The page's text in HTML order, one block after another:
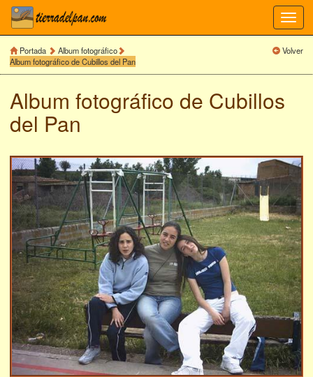
Portada
Album fotográfico
Album fotográfico de Cubillos del Pan
Volver
Album fotográfico de Cubillos
del Pan